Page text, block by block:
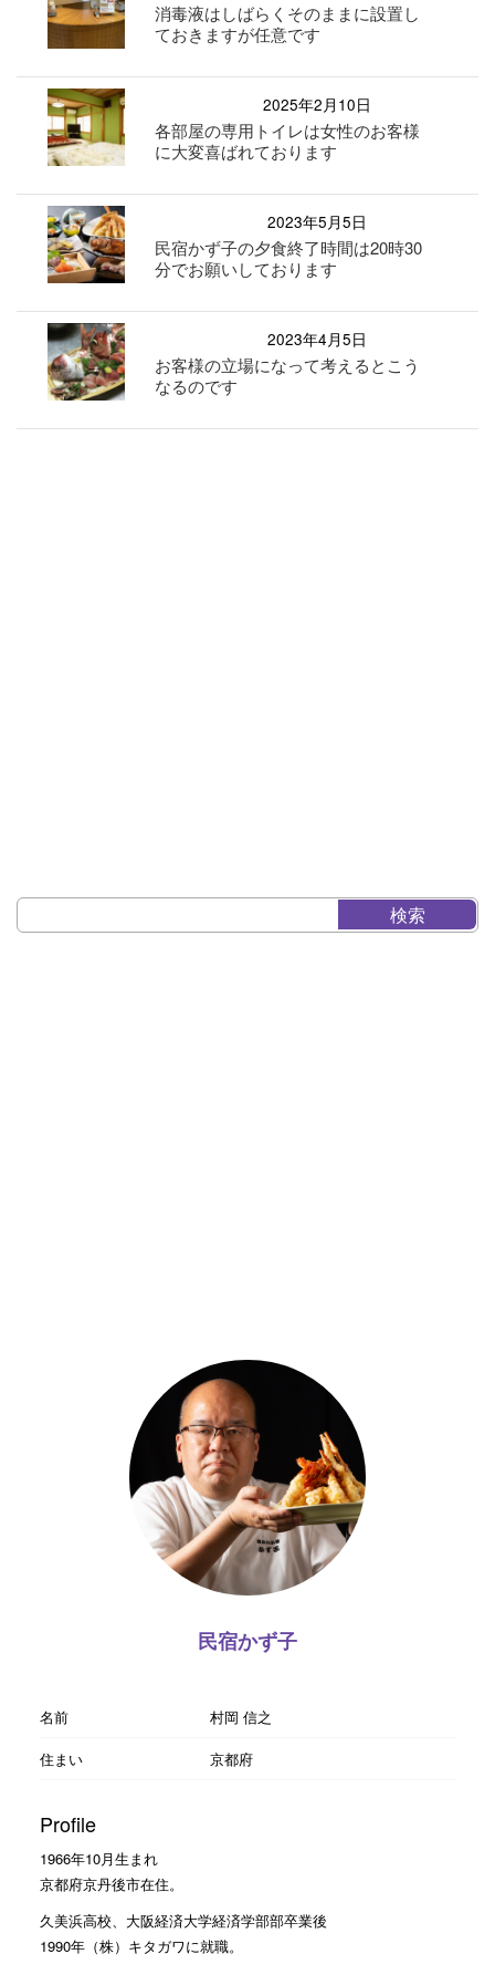
消毒液はしばらくそのままに設置し
ておきますが任意です
2025年2月10日
各部屋の専用トイレは女性のお客様
に大変喜ばれております
2023年5月5日
民宿かず子の夕食終了時間は20時30
分でお願いしております
2023年4月5日
お客様の立場になって考えるとこう
なるのです
民宿かず子
名前
村岡 信之
住まい
京都府
Profile
1966年10月生まれ
京都府京丹後市在住。
久美浜高校、大阪経済大学経済学部部卒業後
1990年（株）キタガワに就職。